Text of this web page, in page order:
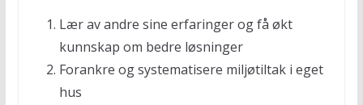
Lær av andre sine erfaringer og få økt
kunnskap om bedre løsninger
Forankre og systematisere miljøtiltak i eget
hus